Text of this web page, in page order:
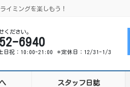
イミングを楽しもう！
ください。
6940
日祝：10:00-21:00 ＊定休日：12/31-1/3
スタッフ日誌